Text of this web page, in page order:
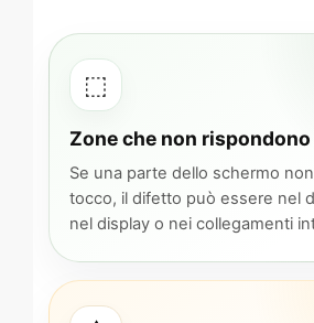
⬚
Zone che non rispondono
Se una parte dello schermo
tocco, il difetto può essere nel
nel display o nei collegamenti